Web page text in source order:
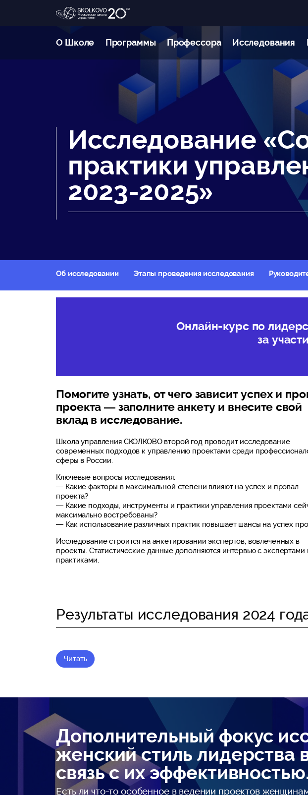
О Школе Программы Профессора Исследования
Исследование
практики
2023-2025»
Об исследовании Этапы проведения исследования
Онлайн-курс по
за
Помогите узнать, от чего зависит успех и
проекта — заполните анкету и внесите свой
вклад в исследование.
Школа управления СКОЛКОВО второй год проводит исследование
современных подходов к управлению проектами среди
сферы в России.
Ключевые вопросы исследования:
— Какие факторы в максимальной степени влияют на успех и провал
проекта?
— Какие подходы, инструменты и практики управления проектами
максимально востребованы?
— Как использование различных практик повышает шансы на успех
Исследование строится на анкетировании экспертов, вовлеченных в
проекты. Статистические данные дополняются интервью с экспертами
практиками.
Результаты исследования 2024
Читать
Дополнительный фокус
женский стиль лидерства
связь с их
Есть ли что-то особенное в ведении проектов